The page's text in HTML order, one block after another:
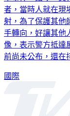
者，當時人就在現
射，為了保護其他
手轉向，好讓其他
像，表示警方抵達
前尚未公布，還在
國際